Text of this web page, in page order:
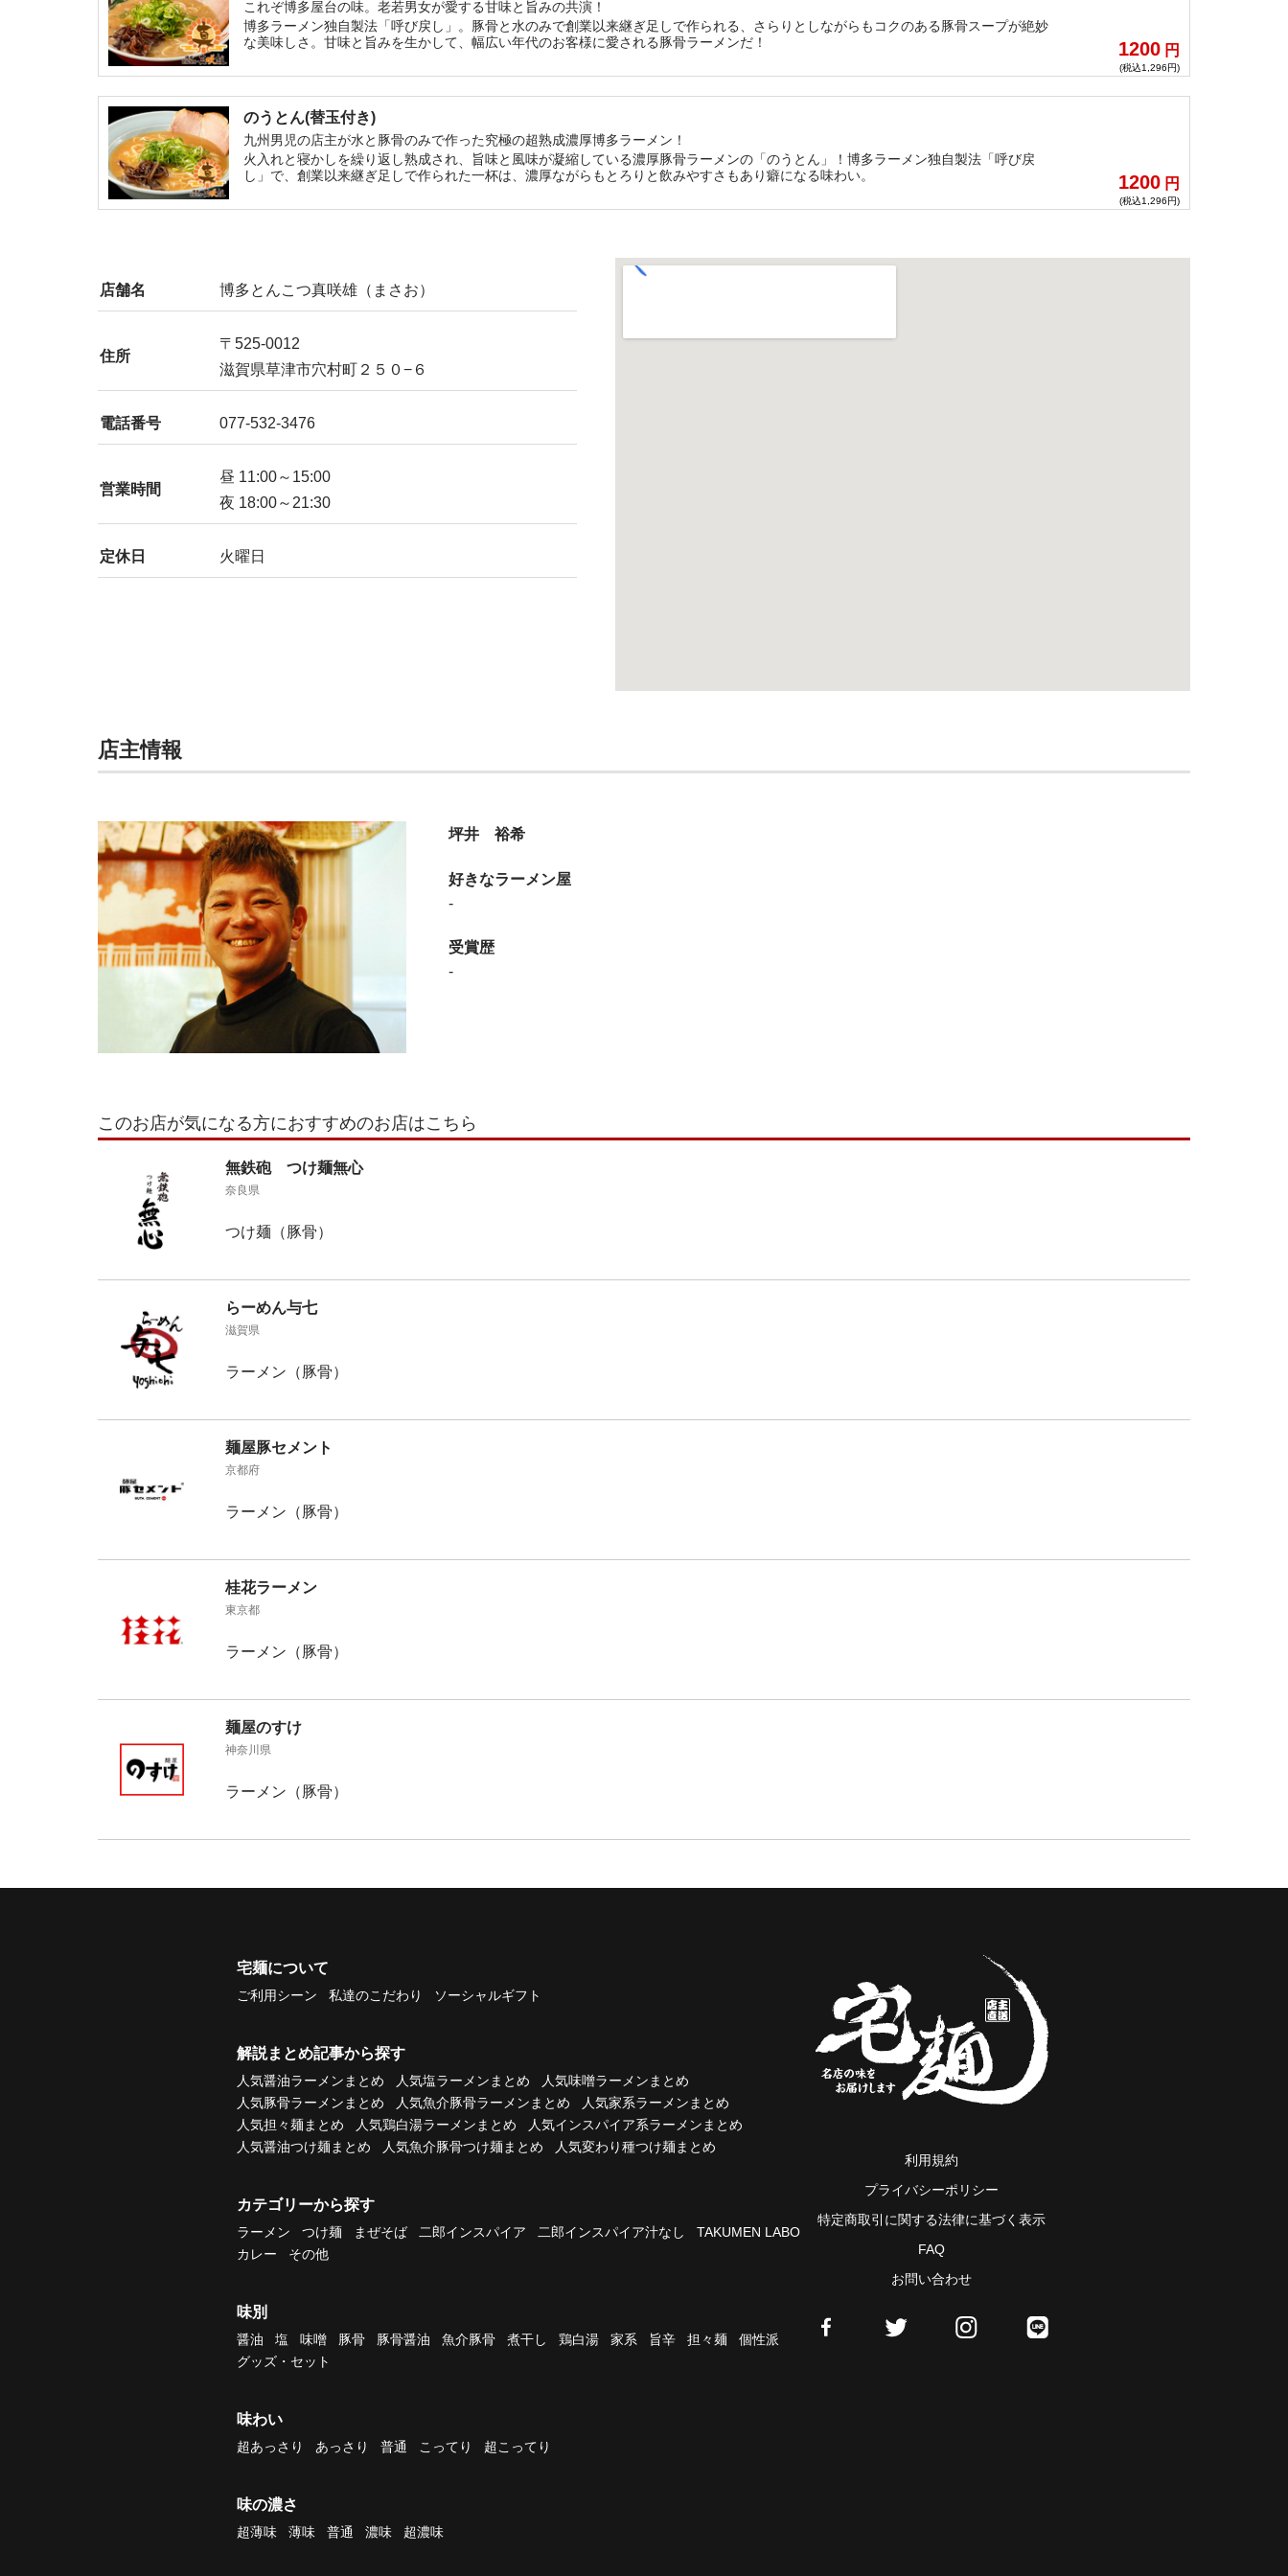
これぞ博多屋台の味。老若男女が愛する甘味と旨みの共演！
博多ラーメン独自製法「呼び戻し」。豚骨と水のみで創業以来継ぎ足しで作られる、さらりとしながらもコクのある豚骨スープが絶妙
な美味しさ。甘味と旨みを生かして、幅広い年代のお客様に愛される豚骨ラーメンだ！
1200 円
(税込1,296円)
のうとん(替玉付き)
九州男児の店主が水と豚骨のみで作った究極の超熟成濃厚博多ラーメン！
火入れと寝かしを繰り返し熟成され、旨味と風味が凝縮している濃厚豚骨ラーメンの「のうとん」！博多ラーメン独自製法「呼び戻
し」で、創業以来継ぎ足しで作られた一杯は、濃厚ながらもとろりと飲みやすさもあり癖になる味わい。
1200 円
(税込1,296円)
店舗名 博多とんこつ真咲雄（まさお）
住所
〒525-0012
滋賀県草津市穴村町２５０−６
電話番号 077-532-3476
営業時間
昼 11:00～15:00
夜 18:00～21:30
定休日 火曜日
店主情報
坪井 裕希
好きなラーメン屋
-
受賞歴
-
このお店が気になる方におすすめのお店はこちら
無鉄砲 つけ麺無心
奈良県
つけ麺（豚骨）
らーめん与七
滋賀県
ラーメン（豚骨）
麺屋豚セメント
京都府
ラーメン（豚骨）
桂花ラーメン
東京都
ラーメン（豚骨）
麺屋のすけ
神奈川県
ラーメン（豚骨）
宅麺について
ご利用シーン 私達のこだわり ソーシャルギフト
解説まとめ記事から探す
人気醤油ラーメンまとめ 人気塩ラーメンまとめ
人気味噌ラーメンまとめ
人気豚骨ラーメンまとめ
人気魚介豚骨ラーメンまとめ
人気家系ラーメンまとめ
人気担々麺まとめ
人気鶏白湯ラーメンまとめ
人気インスパイア系ラーメンまとめ
人気醤油つけ麺まとめ
人気魚介豚骨つけ麺まとめ 人気変わり種つけ麺まとめ
カテゴリーから探す
ラーメン つけ麺 まぜそば 二郎インスパイア 二郎インスパイア汁なし
TAKUMEN LABO
カレー
その他
味別
醤油 塩 味噌 豚骨 豚骨醤油 魚介豚骨 煮干し 鶏白湯 家系 旨辛 担々麺
個性派
グッズ・セット
味わい
超あっさり あっさり 普通 こってり 超こってり
味の濃さ
超薄味 薄味 普通 濃味 超濃味
利用規約
プライバシーポリシー
特定商取引に関する法律に基づく表示
FAQ
お問い合わせ